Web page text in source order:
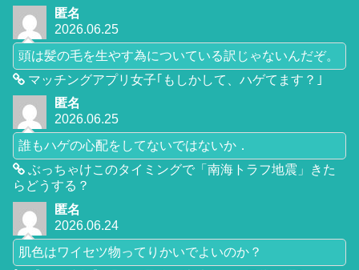
匿名
2026.06.25
頭は髪の毛を生やす為についている訳じゃないんだぞ。
マッチングアプリ女子｢もしかして、ハゲてます？｣
匿名
2026.06.25
誰もハゲの心配をしてないではないか．
ぶっちゃけこのタイミングで「南海トラフ地震」きた
らどうする？
匿名
2026.06.24
肌色はワイセツ物ってりかいでよいのか？